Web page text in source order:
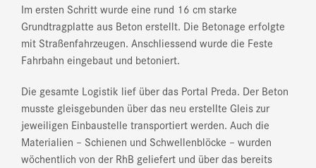
Im ersten Schritt wurde eine rund 16 cm starke
Grundtragplatte aus Beton erstellt. Die Betonage erfolgte
mit Straßenfahrzeugen. Anschliessend wurde die Feste
Fahrbahn eingebaut und betoniert.
Die gesamte Logistik lief über das Portal Preda. Der Beton
musste gleisgebunden über das neu erstellte Gleis zur
jeweiligen Einbaustelle transportiert werden. Auch die
Materialien – Schienen und Schwellenblöcke – wurden
wöchentlich von der RhB geliefert und über das bereits